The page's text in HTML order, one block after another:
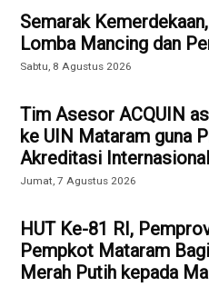
Semarak
Lomba Mancing dan
Sabtu, 8 Agustus 2026
Tim Asesor ACQUIN
ke UIN Mataram guna
Akreditasi Internasional
Jumat, 7 Agustus 2026
HUT Ke-81 RI,
Pempkot Mataram
Merah Putih kepada